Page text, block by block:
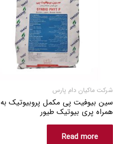
شرکت ماکیان دام پارس
سین بیوفیت پی مکمل پروبیوتیک به
همراه پری بیوتیک طیور
Read more